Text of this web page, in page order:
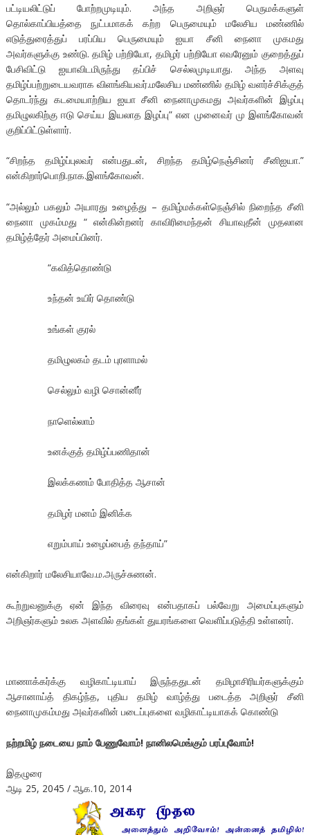
பட்டியலிட்டுப் போற்றமுடியும். அந்த அறிஞர் பெருமக்களுள்
தொல்காப்பியத்தை நுட்பமாகக் கற்ற பெருமையும் மலேசிய மண்ணில்
எடுத்துரைத்துப் பரப்பிய பெருமையும் ஐயா சீனி நைனா முகமது
அவர்களுக்கு உண்டு. தமிழ் பற்றியோ, தமிழர் பற்றியோ எவரேனும் குறைத்துப்
பேசிவிட்டு ஐயாவிடமிருந்து தப்பிச் செல்லமுடியாது. அந்த அளவு
தமிழ்ப்பற்றுடையவராக விளங்கியவர்.மலேசிய மண்ணில் தமிழ் வளர்ச்சிக்குத்
தொடர்ந்து கடமையாற்றிய ஐயா சீனி நைனாமுகமது அவர்களின் இழப்பு
தமிழுலகிற்கு ஈடு செய்ய இயலாத இழப்பு” என முனைவர் மு இளங்கோவன்
குறிப்பிட்டுள்ளார்.
“சிறந்த தமிழ்ப்புலவர் என்பதுடன், சிறந்த தமிழ்நெஞ்சினர் சீனிஐயா.”
என்கிறார்பொறி.நாக.இளங்கோவன்.
“அல்லும் பகலும் அயாரது உழைத்து – தமிழ்மக்கள்நெஞ்சில் நிறைந்த சீனி
நைனா முகம்மது “ என்கின்றனர் காவிரிமைந்தன் சியாவுதீன் முதலான
தமிழ்த்தேர் அமைப்பினர்.
“கவித்தொண்டு
உந்தன் உயிர் தொண்டு
உங்கள் குரல்
தமிழுலகம் தடம் புரளாமல்
செல்லும் வழி சொன்னீர்
நாளெல்லாம்
உனக்குத் தமிழ்ப்பணிதான்
இலக்கணம் போதித்த ஆசான்
தமிழர் மனம் இனிக்க
எறும்பாய் உழைப்பைத் தந்தாய்”
என்கிறார் மலேசியாவே.ம.அருச்சுணன்.
கூற்றுவனுக்கு ஏன் இந்த விரைவு என்பதாகப் பல்வேறு அமைப்புகளும்
அறிஞர்களும் உலக அளவில் தங்கள் துயரங்களை வெளிப்படுத்தி உள்ளனர்.
மாணாக்கர்க்கு வழிகாட்டியாய் இருந்ததுடன் தமிழாசிரியர்களுக்கும்
ஆசானாய்த் திகழ்ந்த, புதிய தமிழ் வாழ்த்து படைத்த அறிஞர் சீனி
நைனாமுகம்மது அவர்களின் படைப்புகளை வழிகாட்டியாகக் கொண்டு
நற்றமிழ் நடையை நாம் பேணுவோம்! நானிலமெங்கும் பரப்புவோம்!
இதழுரை
ஆடி 25, 2045 / ஆக.10, 2014